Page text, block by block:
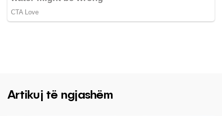
Artikuj të ngjashëm